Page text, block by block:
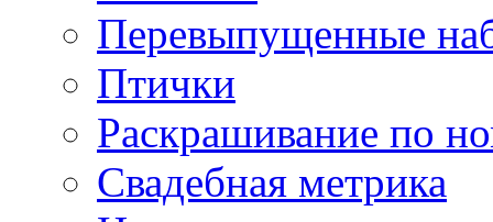
Перевыпущенные
Птички
Раскрашивание по
Свадебная метрика